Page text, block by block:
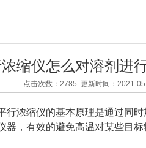
缩仪怎么对溶剂进
点击次数：2785 更新时间：2021-
行浓缩仪的基本原理是通过同
器，有效的避免高温对某些目